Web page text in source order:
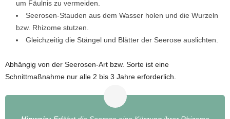
um Fäulnis zu vermeiden.
Seerosen-Stauden aus dem Wasser holen und die Wurzeln
bzw. Rhizome stutzen.
Gleichzeitig die Stängel und Blätter der Seerose auslichten.
Abhängig von der Seerosen-Art bzw. Sorte ist eine
Schnittmaßnahme nur alle 2 bis 3 Jahre erforderlich.